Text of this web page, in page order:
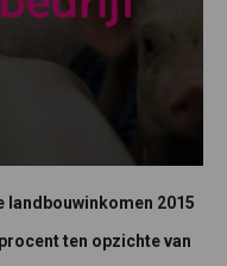
landbouwinkomen 2015
ten opzichte van